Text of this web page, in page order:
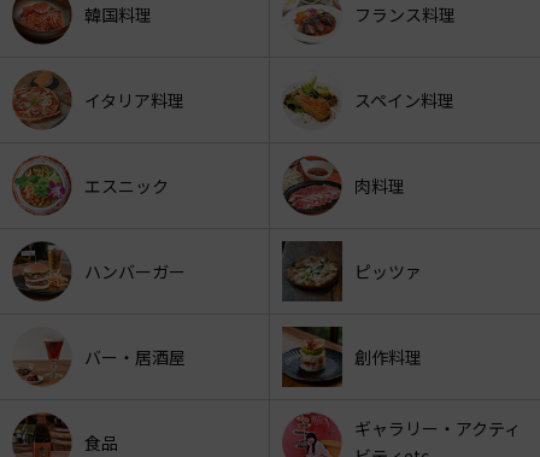
韓国料理 フランス料理
イタリア料理 スペイン料理
エスニック 肉料理
ハンバーガー ピッツァ
バー・居酒屋 創作料理
食品
ギャラリー・アクティ